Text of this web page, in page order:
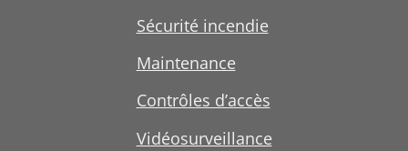
Sécurité incendie
Maintenance
Contrôles d’accès
Vidéosurveillance